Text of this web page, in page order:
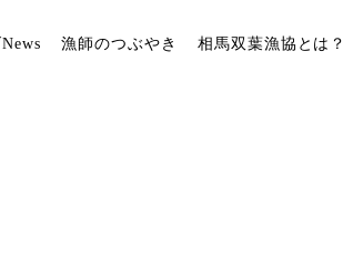
漁師のつぶやき 相馬双葉漁協とは？